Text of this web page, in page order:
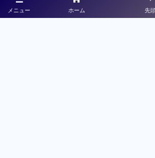
メニュー ホーム 先
沖縄県高等学校体育連